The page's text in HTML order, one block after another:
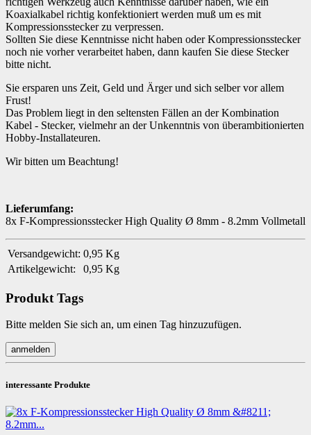
Koaxialkabel richtig konfektioniert werden muß um es mit
Kompressionsstecker zu verpressen.
Sollten Sie diese Kenntnisse nicht haben oder Kompressionsstecker
noch nie vorher verarbeitet haben, dann kaufen Sie diese Stecker
bitte nicht.
Sie ersparen uns Zeit, Geld und Ärger und sich selber vor allem
Frust!
Das Problem liegt in den seltensten Fällen an der Kombination
Kabel - Stecker, vielmehr an der Unkenntnis von überambitionierten
Hobby-Installateuren.
Wir bitten um Beachtung!
Lieferumfang:
8x F-Kompressionsstecker High Quality Ø 8mm - 8.2mm Vollmetall
Versandgewicht: 0,95 Kg
Artikelgewicht:
0,95 Kg
Produkt Tags
Bitte melden Sie sich an, um einen Tag hinzuzufügen.
interessante Produkte